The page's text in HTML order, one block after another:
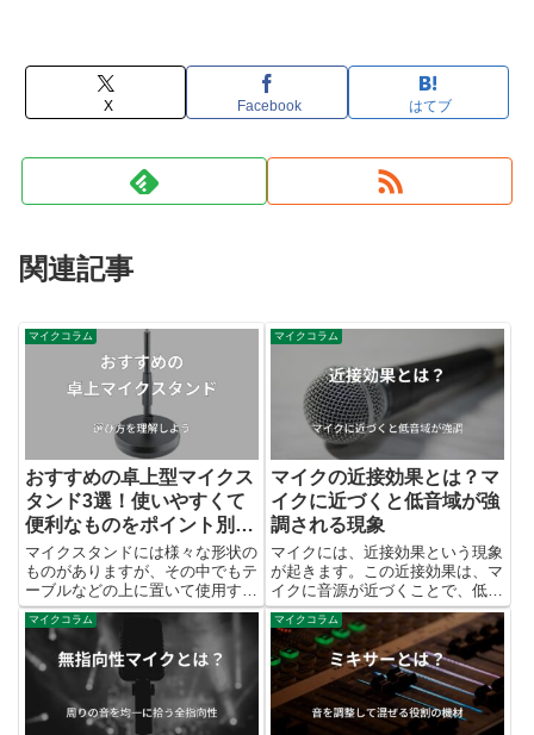
X Facebook はてブ
関連記事
マイクコラム
おすすめの卓上型マイクス
タンド3選！使いやすくて
便利なものをポイント別で
紹介！
マイクスタンドには様々な形状の
ものがありますが、その中でもテ
ーブルなどの上に置いて使用する
のが卓上型のマイクスタンドで
す。 卓上マイクスタンドは、高
さが低く大きさも小さいので、限
られたスペース内にマイクを設置
したい時におすすめです。 宅録
マイクコラム
マイクの近接効果とは？マ
イクに近づくと低音域が強
調される現象
マイクには、近接効果という現象
が起きます。この近接効果は、マ
イクに音源が近づくことで、低音
域が強調されるという現象です。
単一指向性のマイクで近接効果は
起きやすいです。このページで
は、近接効果についてなぜ起こる
のか、近接効果をなくす方法から
活用方法までをまとめていきま
す。
マイクコラム マイクコラム